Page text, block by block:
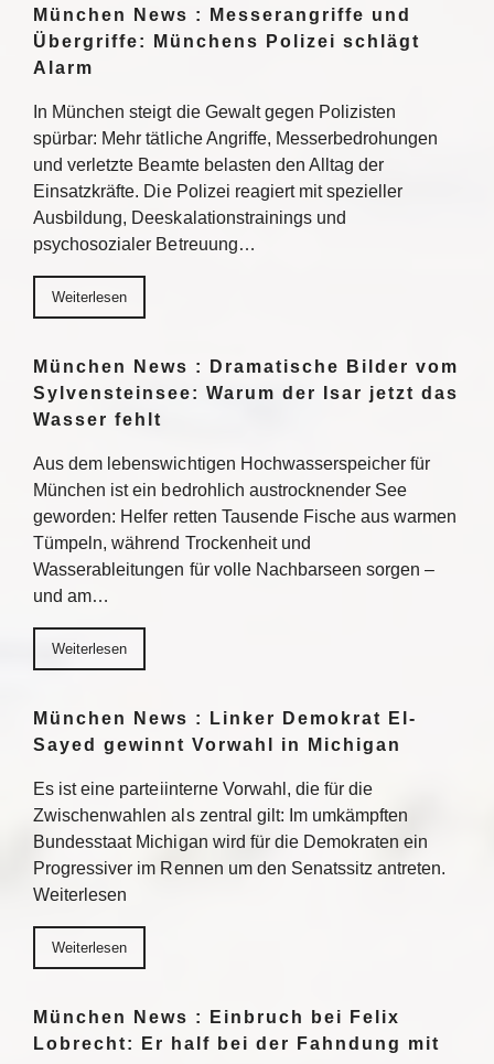
München News : Messerangriffe und
Übergriffe: Münchens Polizei schlägt
Alarm
In München steigt die Gewalt gegen Polizisten
spürbar: Mehr tätliche Angriffe, Messerbedrohungen
und verletzte Beamte belasten den Alltag der
Einsatzkräfte. Die Polizei reagiert mit spezieller
Ausbildung, Deeskalationstrainings und
psychosozialer Betreuung…
Weiterlesen
München News : Dramatische Bilder vom
Sylvensteinsee: Warum der Isar jetzt das
Wasser fehlt
Aus dem lebenswichtigen Hochwasserspeicher für
München ist ein bedrohlich austrocknender See
geworden: Helfer retten Tausende Fische aus warmen
Tümpeln, während Trockenheit und
Wasserableitungen für volle Nachbarseen sorgen –
und am…
Weiterlesen
München News : Linker Demokrat El-
Sayed gewinnt Vorwahl in Michigan
Es ist eine parteiinterne Vorwahl, die für die
Zwischenwahlen als zentral gilt: Im umkämpften
Bundesstaat Michigan wird für die Demokraten ein
Progressiver im Rennen um den Senatssitz antreten.
Weiterlesen
Weiterlesen
München News : Einbruch bei Felix
Lobrecht: Er half bei der Fahndung mit